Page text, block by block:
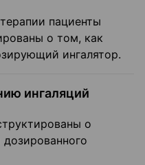
пациенты
о том, как
ингалятор.
ингаляций
о